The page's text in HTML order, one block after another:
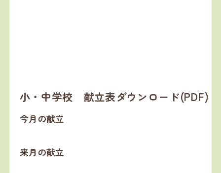
小・中学校 献立表ダウンロード(PDF)
今月の献立
来月の献立